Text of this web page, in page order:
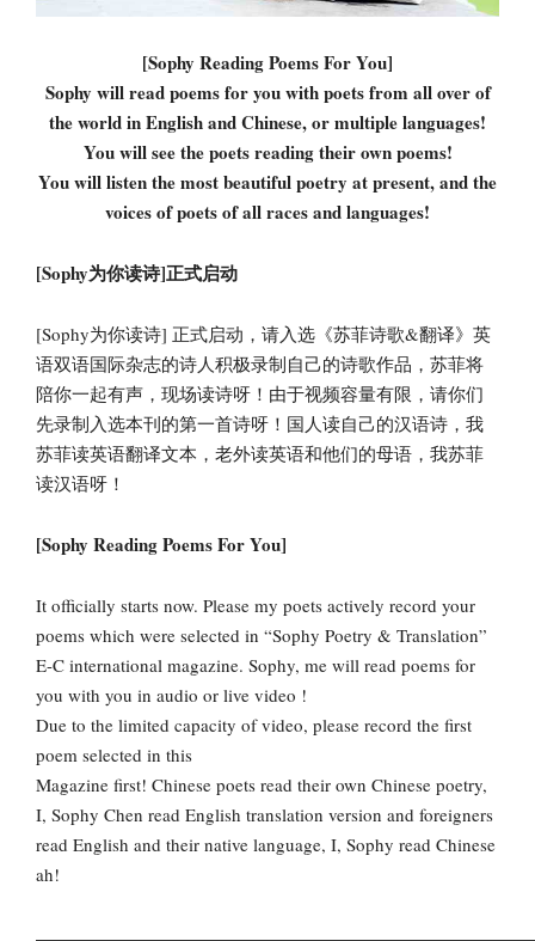
[Sophy Reading Poems For You]
Sophy will read poems for you with poets from all over of
the world in English and Chinese, or multiple languages!
You will see the poets reading their own poems!
You will listen the most beautiful poetry at present, and the
voices of poets of all races and languages!
[Sophy为你读诗]正式启动
[Sophy为你读诗] 正式启动，请入选《苏菲诗歌&翻译》英
语双语国际杂志的诗人积极录制自己的诗歌作品，苏菲将
陪你一起有声，现场读诗呀！由于视频容量有限，请你们
先录制入选本刊的第一首诗呀！国人读自己的汉语诗，我
苏菲读英语翻译文本，老外读英语和他们的母语，我苏菲
读汉语呀！
[Sophy Reading Poems For You]
It officially starts now. Please my poets actively record your
poems which were selected in “Sophy Poetry & Translation”
E-C international magazine. Sophy, me will read poems for
you with you in audio or live video !
Due to the limited capacity of video, please record the first
poem selected in this
Magazine first! Chinese poets read their own Chinese poetry,
I, Sophy Chen read English translation version and foreigners
read English and their native language, I, Sophy read Chinese
ah!